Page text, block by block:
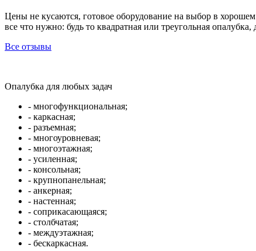
Цены не кусаются, готовое оборудование на выбор в
все что нужно: будь то квадратная или треугольная
Все отзывы
Опалубка для любых задач
- многофункциональная;
- каркасная;
- разъемная;
- многоуровневая;
- многоэтажная;
- усиленная;
- консольная;
- крупнопанельная;
- анкерная;
- настенная;
- соприкасающаяся;
- столбчатая;
- междуэтажная;
- бескаркасная.